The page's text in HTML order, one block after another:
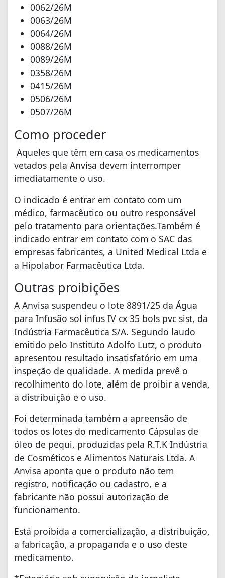
0062/26M
0063/26M
0064/26M
0088/26M
0089/26M
0358/26M
0415/26M
0506/26M
0507/26M
Como proceder
Aqueles que têm em casa os medicamentos
vetados pela Anvisa devem interromper
imediatamente o uso.
O indicado é entrar em contato com um
médico, farmacêutico ou outro responsável
pelo tratamento para orientações.Também é
indicado entrar em contato com o SAC das
empresas fabricantes, a United Medical Ltda e
a Hipolabor Farmacêutica Ltda.
Outras proibições
A Anvisa suspendeu o lote 8891/25 da Água
para Infusão sol infus IV cx 35 bols pvc sist, da
Indústria Farmacêutica S/A. Segundo laudo
emitido pelo Instituto Adolfo Lutz, o produto
apresentou resultado insatisfatório em uma
inspeção de qualidade. A medida prevê o
recolhimento do lote, além de proibir a venda,
a distribuição e o uso.
Foi determinada também a apreensão de
todos os lotes do medicamento Cápsulas de
óleo de pequi, produzidas pela R.T.K Indústria
de Cosméticos e Alimentos Naturais Ltda. A
Anvisa aponta que o produto não tem
registro, notificação ou cadastro, e a
fabricante não possui autorização de
funcionamento.
Está proibida a comercialização, a distribuição,
a fabricação, a propaganda e o uso deste
medicamento.